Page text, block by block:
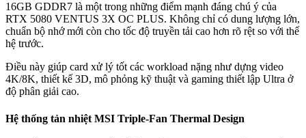
16GB GDDR7 là một trong những điểm mạnh đáng chú ý của
RTX 5080 VENTUS 3X OC PLUS. Không chỉ có dung lượng lớn,
chuẩn bộ nhớ mới còn cho tốc độ truyền tải cao hơn rõ rệt so với thế
hệ trước.
Điều này giúp card xử lý tốt các workload nặng như dựng video
4K/8K, thiết kế 3D, mô phỏng kỹ thuật và gaming thiết lập Ultra ở
độ phân giải cao.
Hệ thống tản nhiệt MSI Triple-Fan Thermal Design